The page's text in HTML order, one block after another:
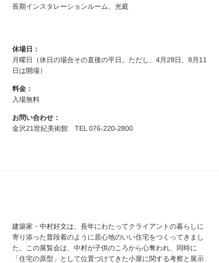
長期インスタレーションルーム、光庭
休場日：
月曜日（休日の場合その直後の平日。ただし、4月28日、8月11
日は開場）
料金：
入場無料
お問い合わせ：
金沢21世紀美術館 TEL 076-220-2800
建築家・中村好文は、長年にわたってクライアントの暮らしに
寄り添った普段着のように居心地のいい住宅をつくってきまし
た。この展覧会は、中村が子供のころから心奪われ、同時に
「住宅の原型」として位置づけてきた小屋に関する考察と展示